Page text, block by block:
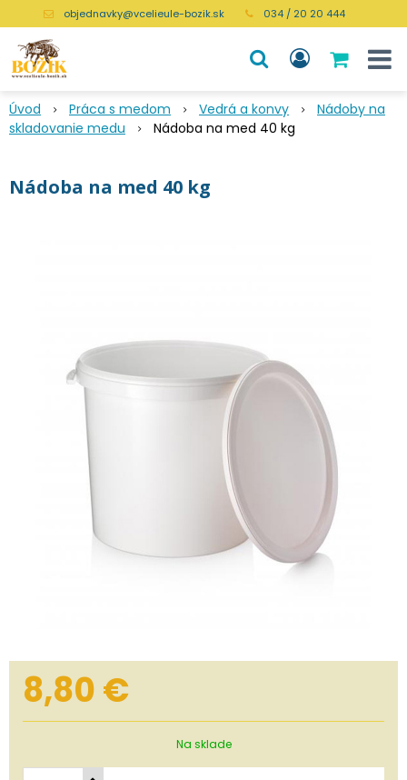
objednavky@vcelieule-bozik.sk 034 / 20 20 444
Úvod Práca s medom Vedrá a konvy
Nádoby na
skladovanie medu
Nádoba na med 40 kg
Nádoba na med 40 kg
8,80€
Na sklade